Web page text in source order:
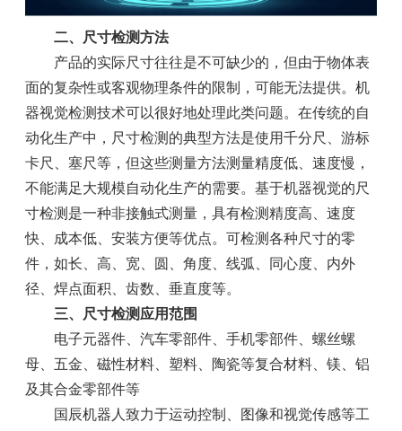
二、尺寸检测方法
产品的实际尺寸往往是不可缺少的，但由于物体表
面的复杂性或客观物理条件的限制，可能无法提供。机
器视觉检测技术可以很好地处理此类问题。在传统的自
动化生产中，尺寸检测的典型方法是使用千分尺、游标
卡尺、塞尺等，但这些测量方法测量精度低、速度慢，
不能满足大规模自动化生产的需要。基于机器视觉的尺
寸检测是一种非接触式测量，具有检测精度高、速度
快、成本低、安装方便等优点。可检测各种尺寸的零
件，如长、高、宽、圆、角度、线弧、同心度、内外
径、焊点面积、齿数、垂直度等。
三、尺寸检测应用范围
电子元器件、汽车零部件、手机零部件、螺丝螺
母、五金、磁性材料、塑料、陶瓷等复合材料、镁、铝
及其合金零部件等
国辰机器人致力于运动控制、图像和视觉传感等工